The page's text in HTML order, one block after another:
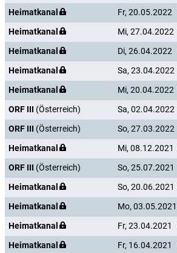
Heimatkanal
Fr, 20.05.2022
Heimatkanal
Mi, 27.04.2022
Heimatkanal
Di, 26.04.2022
Heimatkanal
Sa, 23.04.2022
Heimatkanal
Mi, 20.04.2022
ORF III (Österreich) Sa, 02.04.2022
ORF III (Österreich) So, 27.03.2022
Heimatkanal
Mi, 08.12.2021
ORF III (Österreich) So, 25.07.2021
Heimatkanal
So, 20.06.2021
Heimatkanal
Mo, 03.05.2021
Heimatkanal
Fr, 23.04.2021
Heimatkanal
Fr, 16.04.2021